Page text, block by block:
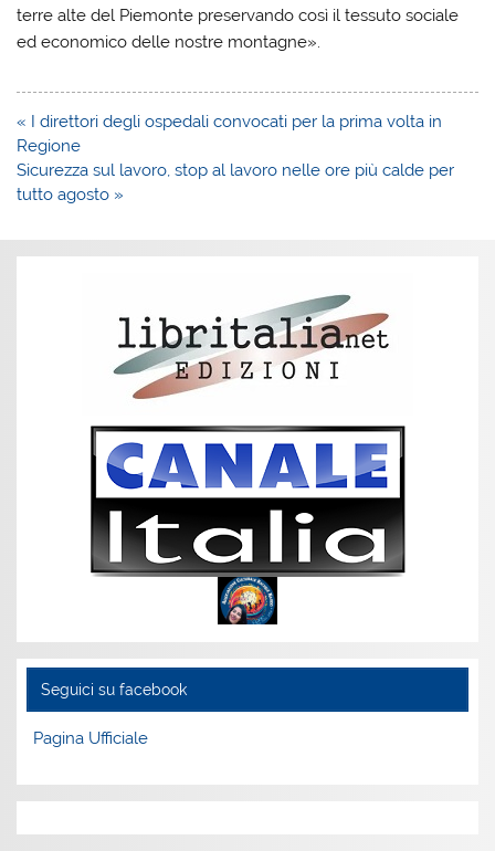
terre alte del Piemonte preservando così il tessuto sociale
ed economico delle nostre montagne».
Navigazione
articoli
« I direttori degli ospedali convocati per la prima volta in
Regione
Sicurezza sul lavoro, stop al lavoro nelle ore più calde per
tutto agosto »
Seguici su facebook
Pagina Ufficiale